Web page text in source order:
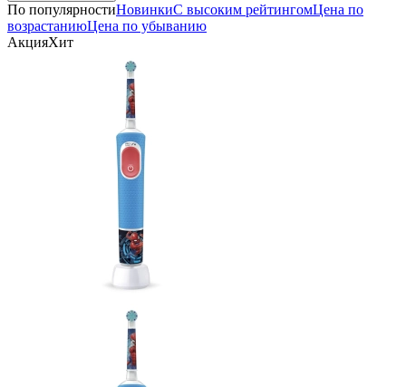
По популярностиНовинкиС высоким рейтингомЦена по
возрастаниюЦена по убыванию
АкцияХит